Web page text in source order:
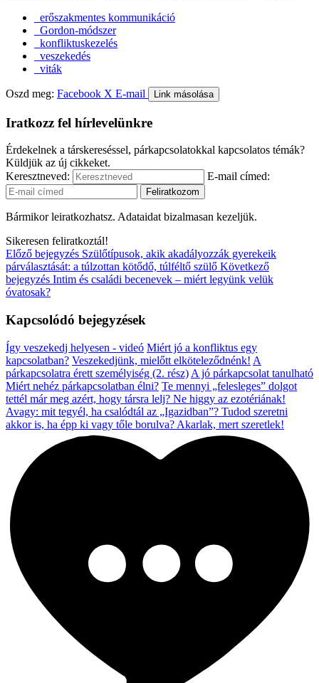
erőszakmentes kommunikáció
Gordon-módszer
konfliktuskezelés
veszekedés
viták
Oszd meg: Facebook X E-mail Link másolása
Iratkozz fel hírlevelünkre
Érdekelnek a társkereséssel, párkapcsolatokkal kapcsolatos témák?
Küldjük az új cikkeket.
Keresztneved:
E-mail címed:
Bármikor leiratkozhatsz. Adataidat bizalmasan kezeljük.
Sikeresen feliratkoztál!
Előző bejegyzés Szülőtípusok, akik akadályozzák gyerekeik
párválasztását: a túlzottan kötődő, túlféltő szülő Következő
bejegyzés Intim és családi becenevek – miért legyünk velük
óvatosak?
Kapcsolódó bejegyzések
Így veszekedj helyesen - videó Miért jó a konfliktus egy
kapcsolatban? Veszekedjünk, mielőtt elköteleződnénk! A
párkapcsolatra érett személyiség (2. rész) A jó párkapcsolat tanulható
Miért nehéz párkapcsolatban élni? Te mennyi „felesleges” dolgot
tettél már meg azért, hogy társra lelj? Ne higgy az ezotériának!
Avagy: mit tegyél, ha csalódtál az „Igazidban”? Tudod szeretni
akkor is, ha épp ki vagy tőle borulva? Akarlak, mert szeretlek!